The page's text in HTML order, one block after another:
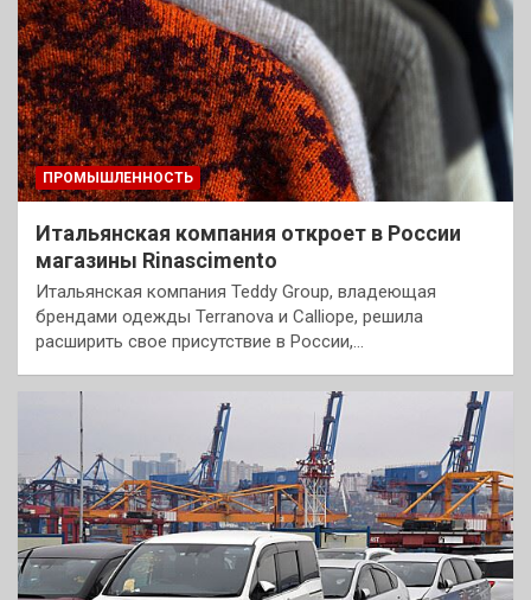
ПРОМЫШЛЕННОСТЬ
Итальянская компания откроет в России
магазины Rinascimento
Итальянская компания Teddy Group, владеющая
брендами одежды Terranova и Calliope, решила
расширить свое присутствие в России,…